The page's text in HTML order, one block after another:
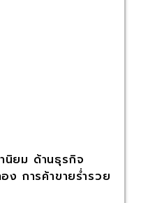
นิยม ด้านธุรกิจ
ง การค้าขายร่ำรวย